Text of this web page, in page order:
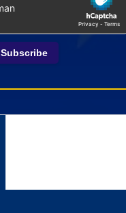
Subscribe